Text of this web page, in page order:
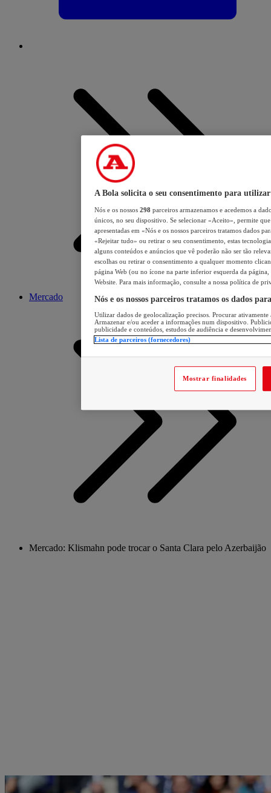
Mercado
Mercado: Klismahn pode trocar o Santa Clara pelo Azerbaijão
A Bola solicita o seu consentimento para utilizar
Nós e os nossos 298 parceiros armazenamos e acedemos a
únicos, no seu dispositivo. Se selecionar «Aceito», permite
apresentadas em «Nós e os nossos parceiros tratamos dados
«Rejeitar tudo» ou retirar o seu consentimento, estas
alguns conteúdos e anúncios que vê poderão não ser tão
escolhas ou retirar o consentimento a qualquer momento
página Web (ou no ícone na parte inferior esquerda da página,
Website. Para mais informação, consulte a nossa política de
Nós e os nossos parceiros tratamos os dados
Utilizar dados de geolocalização precisos. Procurar
Armazenar e/ou aceder a informações num dispositivo.
publicidade e conteúdos, estudos de audiência e
Lista de parceiros (fornecedores)
Mostrar finalidades